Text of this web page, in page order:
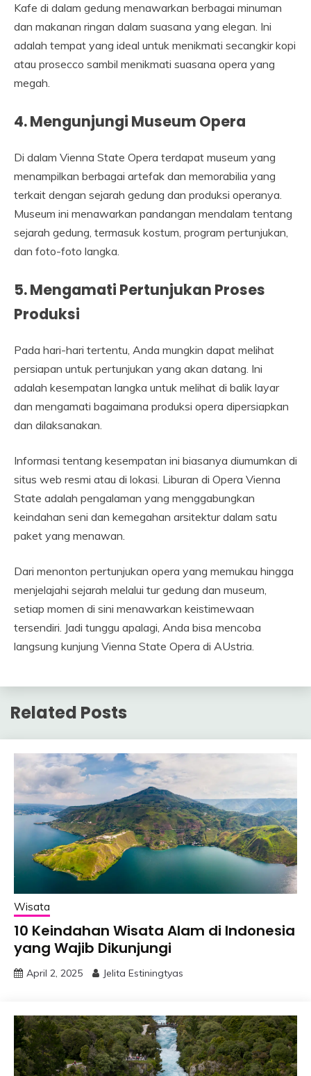
Kafe di dalam gedung menawarkan berbagai minuman
dan makanan ringan dalam suasana yang elegan. Ini
adalah tempat yang ideal untuk menikmati secangkir kopi
atau prosecco sambil menikmati suasana opera yang
megah.
4. Mengunjungi Museum Opera
Di dalam Vienna State Opera terdapat museum yang
menampilkan berbagai artefak dan memorabilia yang
terkait dengan sejarah gedung dan produksi operanya.
Museum ini menawarkan pandangan mendalam tentang
sejarah gedung, termasuk kostum, program pertunjukan,
dan foto-foto langka.
5. Mengamati Pertunjukan Proses
Produksi
Pada hari-hari tertentu, Anda mungkin dapat melihat
persiapan untuk pertunjukan yang akan datang. Ini
adalah kesempatan langka untuk melihat di balik layar
dan mengamati bagaimana produksi opera dipersiapkan
dan dilaksanakan.
Informasi tentang kesempatan ini biasanya diumumkan di
situs web resmi atau di lokasi. Liburan di Opera Vienna
State adalah pengalaman yang menggabungkan
keindahan seni dan kemegahan arsitektur dalam satu
paket yang menawan.
Dari menonton pertunjukan opera yang memukau hingga
menjelajahi sejarah melalui tur gedung dan museum,
setiap momen di sini menawarkan keistimewaan
tersendiri. Jadi tunggu apalagi, Anda bisa mencoba
langsung kunjung Vienna State Opera di AUstria.
Related Posts
Wisata
10 Keindahan Wisata Alam di Indonesia
yang Wajib Dikunjungi
April 2, 2025 Jelita Estiningtyas